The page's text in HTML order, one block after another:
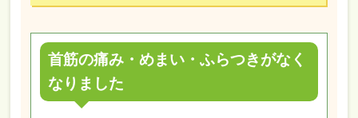
首筋の痛み・めまい・ふらつきがなく
なりました